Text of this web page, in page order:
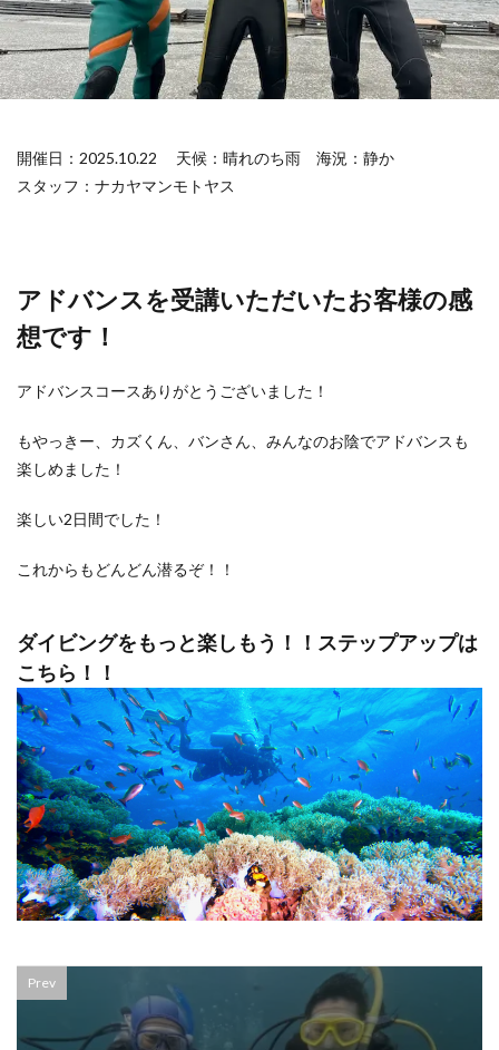
開催日：2025.10.22 天候：晴れのち雨 海況：静か
スタッフ：ナカヤマンモトヤス
アドバンスを受講いただいたお客様の感
想です！
アドバンスコースありがとうございました！
もやっきー、カズくん、バンさん、みんなのお陰でアドバンスも
楽しめました！
楽しい2日間でした！
これからもどんどん潜るぞ！！
ダイビングをもっと楽しもう！！ステップアップは
こちら！！
Prev